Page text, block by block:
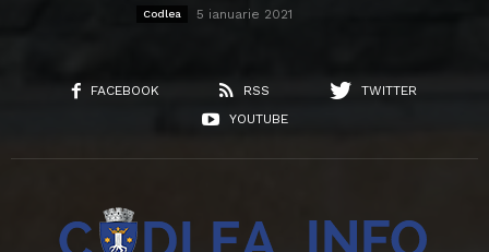
Codlea 5 ianuarie 2021
FACEBOOK RSS
TWITTER
YOUTUBE